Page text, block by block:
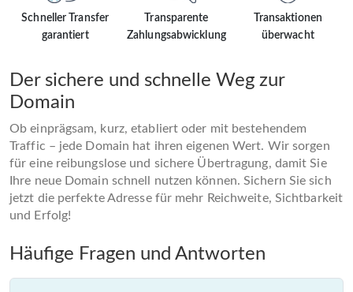
Schneller Transfer
garantiert
Transparente
Zahlungsabwicklung
Transaktionen
überwacht
Der sichere und schnelle Weg zur
Domain
Ob einprägsam, kurz, etabliert oder mit bestehendem
Traffic – jede Domain hat ihren eigenen Wert. Wir sorgen
für eine reibungslose und sichere Übertragung, damit Sie
Ihre neue Domain schnell nutzen können. Sichern Sie sich
jetzt die perfekte Adresse für mehr Reichweite, Sichtbarkeit
und Erfolg!
Häufige Fragen und Antworten